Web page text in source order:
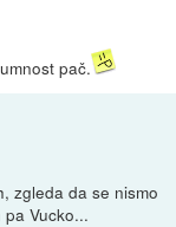
pač.
zgleda da se nismo
Vucko...